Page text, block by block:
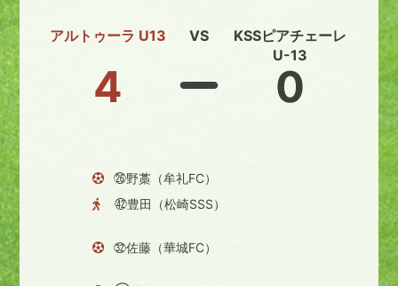
アルトゥーラ U13
4
VS
KSSピアチェーレ
U-13
0
㉖野藁（牟礼FC）
㊷豊田（松崎SSS）
㉜佐藤（華城FC）